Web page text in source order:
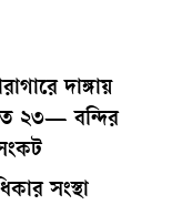
দাঙ্গায়
২৩— বন্দির
সংস্থা